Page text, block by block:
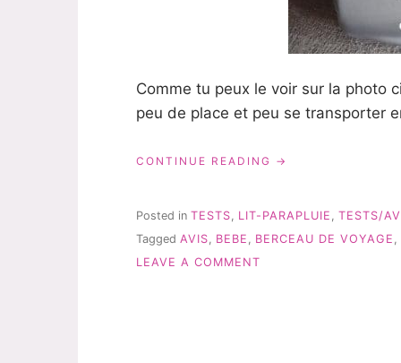
Comme tu peux le voir sur la photo
peu de place et peu se transporter
CONTINUE READING « DIONO:
DE
–
Posted in TESTS LIT-PARAPLUIE
TESTS/
Tagged AVIS, BEBE , BERCEAU DE VOYAGE ,
LEAVE A COMMENT